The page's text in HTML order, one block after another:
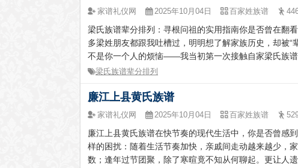
家谱礼仪网 2025年10月04日 百家姓族谱
梁氏族谱辈分排列：寻根问祖的实用指南你是否曾在翻
多梁姓朋友都跟我吐槽过，明明想了解家族历史，却被
不是你一个人的烦恼——我当初第一次接触自家梁氏族谱
梁氏族谱辈分排列
廉江上县黄氏族谱
家谱礼仪网 2025年10月04日 百家姓族谱
廉江上县黄氏族谱在快节奏的现代生活中，你是否曾感
样的困扰：随着生活节奏加快，亲戚间走动越来越少，
数；逢年过节团聚，除了寒暄竟不知从何聊起。更让人